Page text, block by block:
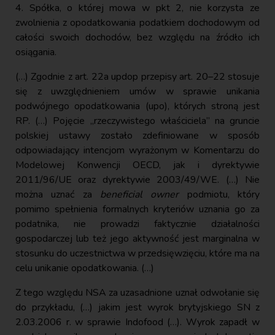
4. Spółka, o której mowa w pkt 2, nie korzysta ze
zwolnienia z opodatkowania podatkiem dochodowym od
całości swoich dochodów, bez względu na źródło ich
osiągania.
(…) Zgodnie z art. 22a updop przepisy art. 20–22 stosuje
się z uwzględnieniem umów w sprawie unikania
podwójnego opodatkowania (upo), których stroną jest
RP. (…) Pojęcie „rzeczywistego właściciela” na gruncie
polskiej ustawy zostało zdefiniowane w sposób
odpowiadający intencjom wyrażonym w Komentarzu do
Modelowej Konwencji OECD, jak i dyrektywie
2011/96/UE oraz dyrektywie 2003/49/WE. (…) Nie
można uznać za beneficial ownerpodmiotu, który
pomimo spełnienia formalnych kryteriów uznania go za
podatnika, nie prowadzi faktycznie działalności
gospodarczej lub też jego aktywność jest marginalna w
stosunku do uczestnictwa w przedsięwzięciu, które ma na
celu unikanie opodatkowania. (…)
Z tego względu NSA za uzasadnione uznał odwołanie się
do przykładu, (…) jakim jest wyrok brytyjskiego SN z
2.03.2006 r. w sprawie Indofood (…). Wyrok zapadł w